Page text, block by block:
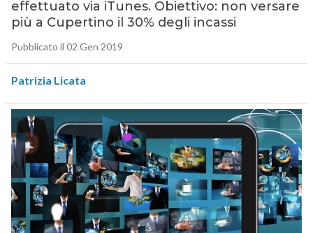
effettuato via iTunes. Obiettivo: non versare
più a Cupertino il 30% degli incassi
Pubblicato il 02 Gen 2019
Patrizia Licata